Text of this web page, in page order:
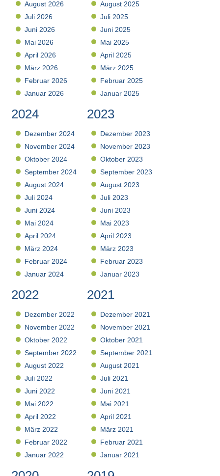
August 2026
Juli 2026
Juni 2026
Mai 2026
April 2026
März 2026
Februar 2026
Januar 2026
August 2025
Juli 2025
Juni 2025
Mai 2025
April 2025
März 2025
Februar 2025
Januar 2025
2024
Dezember 2024
November 2024
Oktober 2024
September 2024
August 2024
Juli 2024
Juni 2024
Mai 2024
April 2024
März 2024
Februar 2024
Januar 2024
2023
Dezember 2023
November 2023
Oktober 2023
September 2023
August 2023
Juli 2023
Juni 2023
Mai 2023
April 2023
März 2023
Februar 2023
Januar 2023
2022
Dezember 2022
November 2022
Oktober 2022
September 2022
August 2022
Juli 2022
Juni 2022
Mai 2022
April 2022
März 2022
Februar 2022
Januar 2022
2021
Dezember 2021
November 2021
Oktober 2021
September 2021
August 2021
Juli 2021
Juni 2021
Mai 2021
April 2021
März 2021
Februar 2021
Januar 2021